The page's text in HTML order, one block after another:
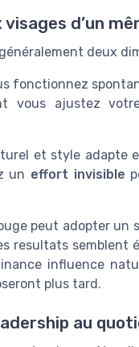
d’un
deux
fonctionnez
vous ajustez
et style adapte
un effort invisible
peut adopter un
resultats semblent
influence
plus tard.
au